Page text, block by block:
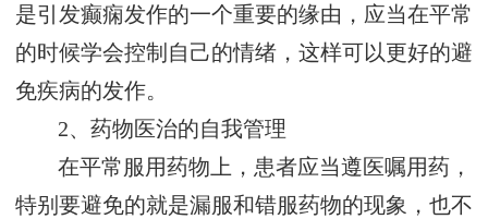
是引发癫痫发作的一个重要的缘由，应当在平常
的时候学会控制自己的情绪，这样可以更好的避
免疾病的发作。
2、药物医治的自我管理
在平常服用药物上，患者应当遵医嘱用药，
特别要避免的就是漏服和错服药物的现象，也不